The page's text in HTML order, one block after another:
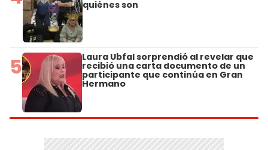
quiénes son
5 Laura Ubfal sorprendió al revelar que
recibió una carta documento de un
participante que continúa en Gran
Hermano